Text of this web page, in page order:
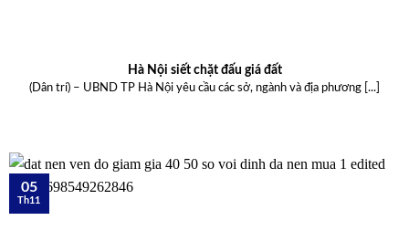
Hà Nội siết chặt đấu giá đất
(Dân trí) – UBND TP Hà Nội yêu cầu các sở, ngành và địa phương [...]
05
Th11